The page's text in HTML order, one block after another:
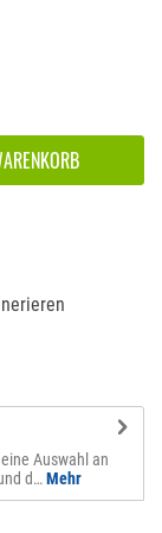
Auswahl an
d… Mehr